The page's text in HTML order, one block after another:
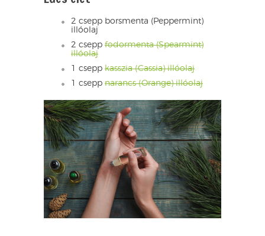
2 csepp borsmenta (Peppermint)
illóolaj
2 csepp fodormenta (Spearmint)
illóolaj
1 csepp kasszia (Cassia) illóolaj
1 csepp narancs (Orange) illóolaj